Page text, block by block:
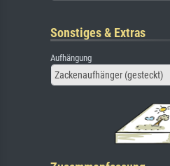
Sonstiges & Extras
Aufhängung
Zackenaufhänger (gesteckt)